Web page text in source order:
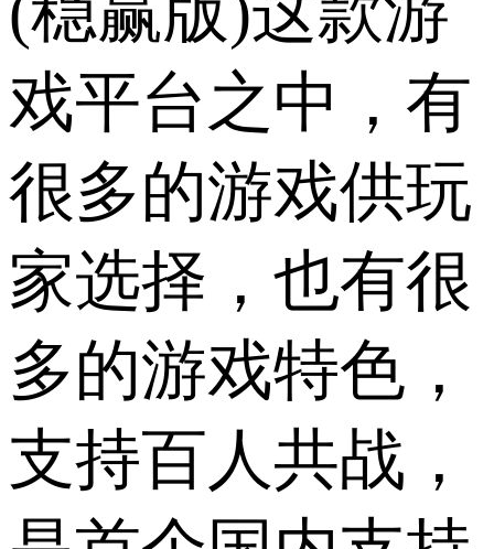
戏平台之中，有
很多的游戏供玩
家选择，也有很
多的游戏特色，
支持百人共战，